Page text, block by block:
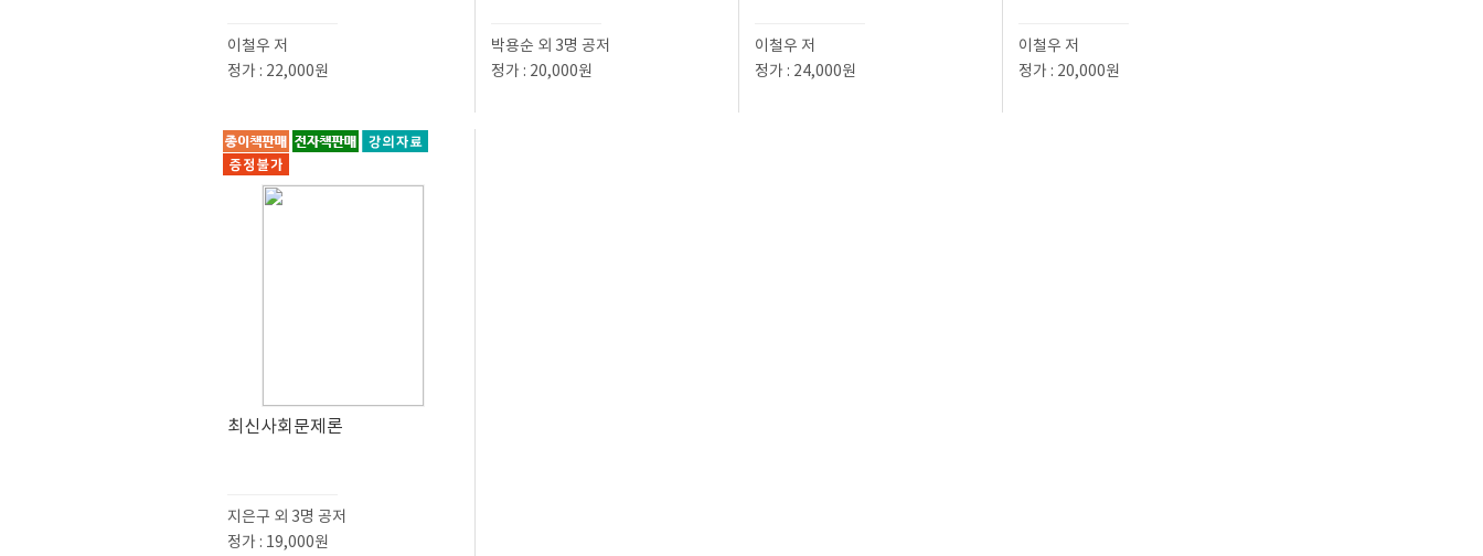
이철우 저
정가 : 22,000원
박용순 외 3명 공저
정가 : 20,000원
이철우 저
정가 : 24,000원
이철우 저
정가 : 20,000원
최신사회문제론
지은구 외 3명 공저
정가 : 19,000원